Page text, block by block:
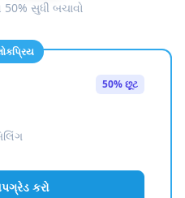
50% સુધી બચાવો
50% છૂટ
કરો